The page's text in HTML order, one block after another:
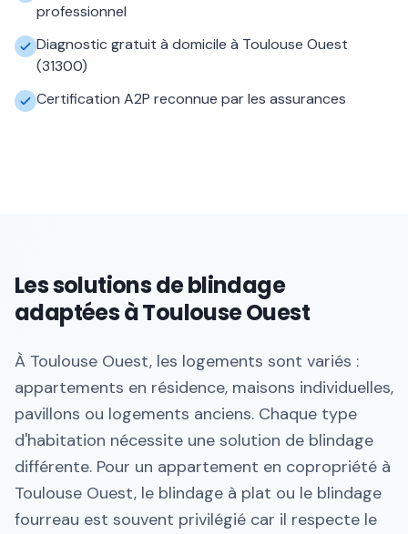
professionnel
Diagnostic gratuit à domicile à Toulouse Ouest
(31300)
Certification A2P reconnue par les assurances
Les solutions de blindage
adaptées à Toulouse Ouest
À Toulouse Ouest, les logements sont variés :
appartements en résidence, maisons individuelles,
pavillons ou logements anciens. Chaque type
d'habitation nécessite une solution de blindage
différente. Pour un appartement en copropriété à
Toulouse Ouest, le blindage à plat ou le blindage
fourreau est souvent privilégié car il respecte le